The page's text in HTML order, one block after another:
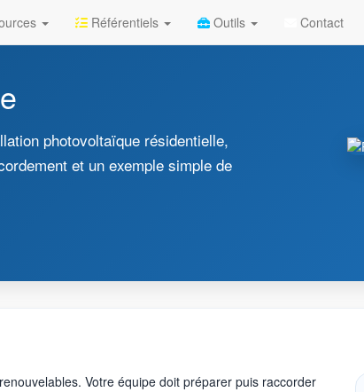
Référentiels Outils Contact
photovoltaïque résidentielle,
et un exemple simple de
Votre équipe doit préparer puis raccorder